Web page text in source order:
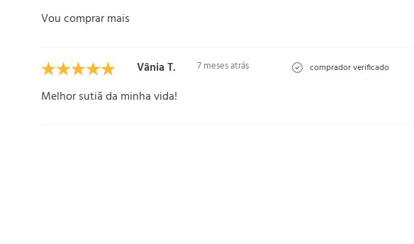
Vou comprar mais
Vânia T. 7 meses atrás comprador verificado
Melhor sutiã da minha vida!